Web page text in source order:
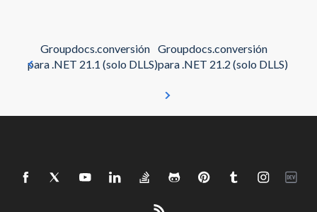
Groupdocs.conversión
para .NET 21.1 (solo DLLS)
Groupdocs.conversión
para .NET 21.2 (solo DLLS)